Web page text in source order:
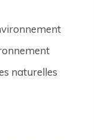
naturelles